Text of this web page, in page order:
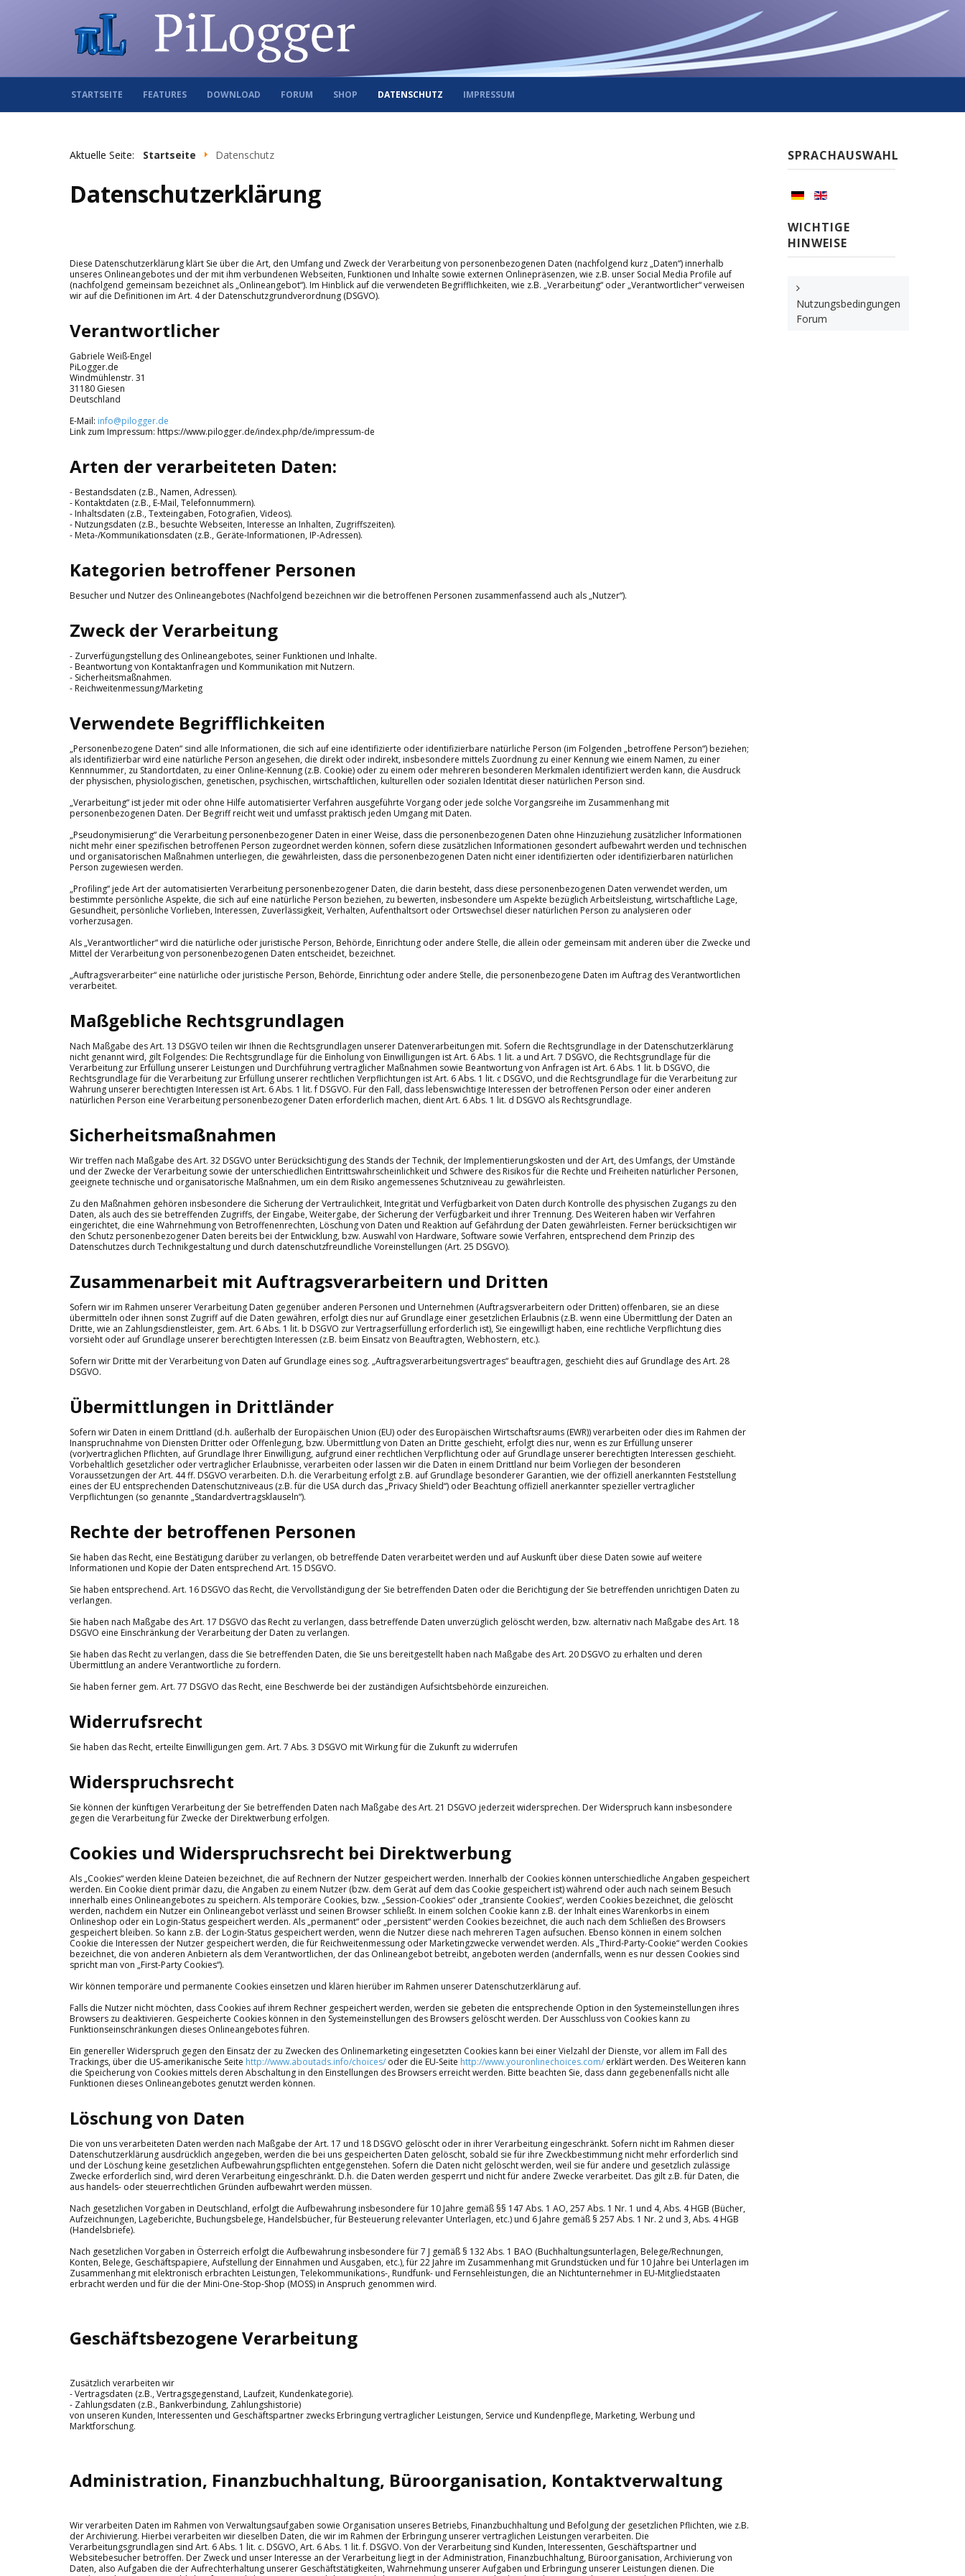
STARTSEITE FEATURES DOWNLOAD FORUM SHOP DATENSCHUTZ IMPRESSUM
Aktuelle Seite: Startseite Datenschutz
Datenschutzerklärung
Diese Datenschutzerklärung klärt Sie über die Art, den Umfang und Zweck der Verarbeitung von personenbezogenen Daten (nachfolgend kurz „Daten“) innerhalb
unseres Onlineangebotes und der mit ihm verbundenen Webseiten, Funktionen und Inhalte sowie externen Onlinepräsenzen, wie z.B. unser Social Media Profile auf
(nachfolgend gemeinsam bezeichnet als „Onlineangebot“). Im Hinblick auf die verwendeten Begrifflichkeiten, wie z.B. „Verarbeitung“ oder „Verantwortlicher“ verweisen
wir auf die Definitionen im Art. 4 der Datenschutzgrundverordnung (DSGVO).
Verantwortlicher
Gabriele Weiß-Engel
PiLogger.de
Windmühlenstr. 31
31180 Giesen
Deutschland
E-Mail: info@pilogger.de
Link zum Impressum: https://www.pilogger.de/index.php/de/impressum-de
Arten der verarbeiteten Daten:
- Bestandsdaten (z.B., Namen, Adressen).
- Kontaktdaten (z.B., E-Mail, Telefonnummern).
- Inhaltsdaten (z.B., Texteingaben, Fotografien, Videos).
- Nutzungsdaten (z.B., besuchte Webseiten, Interesse an Inhalten, Zugriffszeiten).
- Meta-/Kommunikationsdaten (z.B., Geräte-Informationen, IP-Adressen).
Kategorien betroffener Personen
Besucher und Nutzer des Onlineangebotes (Nachfolgend bezeichnen wir die betroffenen Personen zusammenfassend auch als „Nutzer“).
Zweck der Verarbeitung
- Zurverfügungstellung des Onlineangebotes, seiner Funktionen und Inhalte.
- Beantwortung von Kontaktanfragen und Kommunikation mit Nutzern.
- Sicherheitsmaßnahmen.
- Reichweitenmessung/Marketing
Verwendete Begrifflichkeiten
„Personenbezogene Daten“ sind alle Informationen, die sich auf eine identifizierte oder identifizierbare natürliche Person (im Folgenden „betroffene Person“) beziehen;
als identifizierbar wird eine natürliche Person angesehen, die direkt oder indirekt, insbesondere mittels Zuordnung zu einer Kennung wie einem Namen, zu einer
Kennnummer, zu Standortdaten, zu einer Online-Kennung (z.B. Cookie) oder zu einem oder mehreren besonderen Merkmalen identifiziert werden kann, die Ausdruck
der physischen, physiologischen, genetischen, psychischen, wirtschaftlichen, kulturellen oder sozialen Identität dieser natürlichen Person sind.
„Verarbeitung“ ist jeder mit oder ohne Hilfe automatisierter Verfahren ausgeführte Vorgang oder jede solche Vorgangsreihe im Zusammenhang mit
personenbezogenen Daten. Der Begriff reicht weit und umfasst praktisch jeden Umgang mit Daten.
„Pseudonymisierung“ die Verarbeitung personenbezogener Daten in einer Weise, dass die personenbezogenen Daten ohne Hinzuziehung zusätzlicher Informationen
nicht mehr einer spezifischen betroffenen Person zugeordnet werden können, sofern diese zusätzlichen Informationen gesondert aufbewahrt werden und technischen
und organisatorischen Maßnahmen unterliegen, die gewährleisten, dass die personenbezogenen Daten nicht einer identifizierten oder identifizierbaren natürlichen
Person zugewiesen werden.
„Profiling“ jede Art der automatisierten Verarbeitung personenbezogener Daten, die darin besteht, dass diese personenbezogenen Daten verwendet werden, um
bestimmte persönliche Aspekte, die sich auf eine natürliche Person beziehen, zu bewerten, insbesondere um Aspekte bezüglich Arbeitsleistung, wirtschaftliche Lage,
Gesundheit, persönliche Vorlieben, Interessen, Zuverlässigkeit, Verhalten, Aufenthaltsort oder Ortswechsel dieser natürlichen Person zu analysieren oder
vorherzusagen.
Als „Verantwortlicher“ wird die natürliche oder juristische Person, Behörde, Einrichtung oder andere Stelle, die allein oder gemeinsam mit anderen über die Zwecke und
Mittel der Verarbeitung von personenbezogenen Daten entscheidet, bezeichnet.
„Auftragsverarbeiter“ eine natürliche oder juristische Person, Behörde, Einrichtung oder andere Stelle, die personenbezogene Daten im Auftrag des Verantwortlichen
verarbeitet.
Maßgebliche Rechtsgrundlagen
Nach Maßgabe des Art. 13 DSGVO teilen wir Ihnen die Rechtsgrundlagen unserer Datenverarbeitungen mit. Sofern die Rechtsgrundlage in der Datenschutzerklärung
nicht genannt wird, gilt Folgendes: Die Rechtsgrundlage für die Einholung von Einwilligungen ist Art. 6 Abs. 1 lit. a und Art. 7 DSGVO, die Rechtsgrundlage für die
Verarbeitung zur Erfüllung unserer Leistungen und Durchführung vertraglicher Maßnahmen sowie Beantwortung von Anfragen ist Art. 6 Abs. 1 lit. b DSGVO, die
Rechtsgrundlage für die Verarbeitung zur Erfüllung unserer rechtlichen Verpflichtungen ist Art. 6 Abs. 1 lit. c DSGVO, und die Rechtsgrundlage für die Verarbeitung zur
Wahrung unserer berechtigten Interessen ist Art. 6 Abs. 1 lit. f DSGVO. Für den Fall, dass lebenswichtige Interessen der betroffenen Person oder einer anderen
natürlichen Person eine Verarbeitung personenbezogener Daten erforderlich machen, dient Art. 6 Abs. 1 lit. d DSGVO als Rechtsgrundlage.
Sicherheitsmaßnahmen
Wir treffen nach Maßgabe des Art. 32 DSGVO unter Berücksichtigung des Stands der Technik, der Implementierungskosten und der Art, des Umfangs, der Umstände
und der Zwecke der Verarbeitung sowie der unterschiedlichen Eintrittswahrscheinlichkeit und Schwere des Risikos für die Rechte und Freiheiten natürlicher Personen,
geeignete technische und organisatorische Maßnahmen, um ein dem Risiko angemessenes Schutzniveau zu gewährleisten.
Zu den Maßnahmen gehören insbesondere die Sicherung der Vertraulichkeit, Integrität und Verfügbarkeit von Daten durch Kontrolle des physischen Zugangs zu den
Daten, als auch des sie betreffenden Zugriffs, der Eingabe, Weitergabe, der Sicherung der Verfügbarkeit und ihrer Trennung. Des Weiteren haben wir Verfahren
eingerichtet, die eine Wahrnehmung von Betroffenenrechten, Löschung von Daten und Reaktion auf Gefährdung der Daten gewährleisten. Ferner berücksichtigen wir
den Schutz personenbezogener Daten bereits bei der Entwicklung, bzw. Auswahl von Hardware, Software sowie Verfahren, entsprechend dem Prinzip des
Datenschutzes durch Technikgestaltung und durch datenschutzfreundliche Voreinstellungen (Art. 25 DSGVO).
Zusammenarbeit mit Auftragsverarbeitern und Dritten
Sofern wir im Rahmen unserer Verarbeitung Daten gegenüber anderen Personen und Unternehmen (Auftragsverarbeitern oder Dritten) offenbaren, sie an diese
übermitteln oder ihnen sonst Zugriff auf die Daten gewähren, erfolgt dies nur auf Grundlage einer gesetzlichen Erlaubnis (z.B. wenn eine Übermittlung der Daten an
Dritte, wie an Zahlungsdienstleister, gem. Art. 6 Abs. 1 lit. b DSGVO zur Vertragserfüllung erforderlich ist), Sie eingewilligt haben, eine rechtliche Verpflichtung dies
vorsieht oder auf Grundlage unserer berechtigten Interessen (z.B. beim Einsatz von Beauftragten, Webhostern, etc.).
Sofern wir Dritte mit der Verarbeitung von Daten auf Grundlage eines sog. „Auftragsverarbeitungsvertrages“ beauftragen, geschieht dies auf Grundlage des Art. 28
DSGVO.
Übermittlungen in Drittländer
Sofern wir Daten in einem Drittland (d.h. außerhalb der Europäischen Union (EU) oder des Europäischen Wirtschaftsraums (EWR)) verarbeiten oder dies im Rahmen der
Inanspruchnahme von Diensten Dritter oder Offenlegung, bzw. Übermittlung von Daten an Dritte geschieht, erfolgt dies nur, wenn es zur Erfüllung unserer
(vor)vertraglichen Pflichten, auf Grundlage Ihrer Einwilligung, aufgrund einer rechtlichen Verpflichtung oder auf Grundlage unserer berechtigten Interessen geschieht.
Vorbehaltlich gesetzlicher oder vertraglicher Erlaubnisse, verarbeiten oder lassen wir die Daten in einem Drittland nur beim Vorliegen der besonderen
Voraussetzungen der Art. 44 ff. DSGVO verarbeiten. D.h. die Verarbeitung erfolgt z.B. auf Grundlage besonderer Garantien, wie der offiziell anerkannten Feststellung
eines der EU entsprechenden Datenschutzniveaus (z.B. für die USA durch das „Privacy Shield“) oder Beachtung offiziell anerkannter spezieller vertraglicher
Verpflichtungen (so genannte „Standardvertragsklauseln“).
Rechte der betroffenen Personen
Sie haben das Recht, eine Bestätigung darüber zu verlangen, ob betreffende Daten verarbeitet werden und auf Auskunft über diese Daten sowie auf weitere
Informationen und Kopie der Daten entsprechend Art. 15 DSGVO.
Sie haben entsprechend. Art. 16 DSGVO das Recht, die Vervollständigung der Sie betreffenden Daten oder die Berichtigung der Sie betreffenden unrichtigen Daten zu
verlangen.
Sie haben nach Maßgabe des Art. 17 DSGVO das Recht zu verlangen, dass betreffende Daten unverzüglich gelöscht werden, bzw. alternativ nach Maßgabe des Art. 18
DSGVO eine Einschränkung der Verarbeitung der Daten zu verlangen.
Sie haben das Recht zu verlangen, dass die Sie betreffenden Daten, die Sie uns bereitgestellt haben nach Maßgabe des Art. 20 DSGVO zu erhalten und deren
Übermittlung an andere Verantwortliche zu fordern.
Sie haben ferner gem. Art. 77 DSGVO das Recht, eine Beschwerde bei der zuständigen Aufsichtsbehörde einzureichen.
Widerrufsrecht
Sie haben das Recht, erteilte Einwilligungen gem. Art. 7 Abs. 3 DSGVO mit Wirkung für die Zukunft zu widerrufen
Widerspruchsrecht
Sie können der künftigen Verarbeitung der Sie betreffenden Daten nach Maßgabe des Art. 21 DSGVO jederzeit widersprechen. Der Widerspruch kann insbesondere
gegen die Verarbeitung für Zwecke der Direktwerbung erfolgen.
Cookies und Widerspruchsrecht bei Direktwerbung
Als „Cookies“ werden kleine Dateien bezeichnet, die auf Rechnern der Nutzer gespeichert werden. Innerhalb der Cookies können unterschiedliche Angaben gespeichert
werden. Ein Cookie dient primär dazu, die Angaben zu einem Nutzer (bzw. dem Gerät auf dem das Cookie gespeichert ist) während oder auch nach seinem Besuch
innerhalb eines Onlineangebotes zu speichern. Als temporäre Cookies, bzw. „Session-Cookies“ oder „transiente Cookies“, werden Cookies bezeichnet, die gelöscht
werden, nachdem ein Nutzer ein Onlineangebot verlässt und seinen Browser schließt. In einem solchen Cookie kann z.B. der Inhalt eines Warenkorbs in einem
Onlineshop oder ein Login-Status gespeichert werden. Als „permanent“ oder „persistent“ werden Cookies bezeichnet, die auch nach dem Schließen des Browsers
gespeichert bleiben. So kann z.B. der Login-Status gespeichert werden, wenn die Nutzer diese nach mehreren Tagen aufsuchen. Ebenso können in einem solchen
Cookie die Interessen der Nutzer gespeichert werden, die für Reichweitenmessung oder Marketingzwecke verwendet werden. Als „Third-Party-Cookie“ werden Cookies
bezeichnet, die von anderen Anbietern als dem Verantwortlichen, der das Onlineangebot betreibt, angeboten werden (andernfalls, wenn es nur dessen Cookies sind
spricht man von „First-Party Cookies“).
Wir können temporäre und permanente Cookies einsetzen und klären hierüber im Rahmen unserer Datenschutzerklärung auf.
Falls die Nutzer nicht möchten, dass Cookies auf ihrem Rechner gespeichert werden, werden sie gebeten die entsprechende Option in den Systemeinstellungen ihres
Browsers zu deaktivieren. Gespeicherte Cookies können in den Systemeinstellungen des Browsers gelöscht werden. Der Ausschluss von Cookies kann zu
Funktionseinschränkungen dieses Onlineangebotes führen.
Ein genereller Widerspruch gegen den Einsatz der zu Zwecken des Onlinemarketing eingesetzten Cookies kann bei einer Vielzahl der Dienste, vor allem im Fall des
Trackings, über die US-amerikanische Seite http://www.aboutads.info/choices/ oder die EU-Seite http://www.youronlinechoices.com/ erklärt werden. Des Weiteren kann
die Speicherung von Cookies mittels deren Abschaltung in den Einstellungen des Browsers erreicht werden. Bitte beachten Sie, dass dann gegebenenfalls nicht alle
Funktionen dieses Onlineangebotes genutzt werden können.
Löschung von Daten
Die von uns verarbeiteten Daten werden nach Maßgabe der Art. 17 und 18 DSGVO gelöscht oder in ihrer Verarbeitung eingeschränkt. Sofern nicht im Rahmen dieser
Datenschutzerklärung ausdrücklich angegeben, werden die bei uns gespeicherten Daten gelöscht, sobald sie für ihre Zweckbestimmung nicht mehr erforderlich sind
und der Löschung keine gesetzlichen Aufbewahrungspflichten entgegenstehen. Sofern die Daten nicht gelöscht werden, weil sie für andere und gesetzlich zulässige
Zwecke erforderlich sind, wird deren Verarbeitung eingeschränkt. D.h. die Daten werden gesperrt und nicht für andere Zwecke verarbeitet. Das gilt z.B. für Daten, die
aus handels- oder steuerrechtlichen Gründen aufbewahrt werden müssen.
Nach gesetzlichen Vorgaben in Deutschland, erfolgt die Aufbewahrung insbesondere für 10 Jahre gemäß §§ 147 Abs. 1 AO, 257 Abs. 1 Nr. 1 und 4, Abs. 4 HGB (Bücher,
Aufzeichnungen, Lageberichte, Buchungsbelege, Handelsbücher, für Besteuerung relevanter Unterlagen, etc.) und 6 Jahre gemäß § 257 Abs. 1 Nr. 2 und 3, Abs. 4 HGB
(Handelsbriefe).
Nach gesetzlichen Vorgaben in Österreich erfolgt die Aufbewahrung insbesondere für 7 J gemäß § 132 Abs. 1 BAO (Buchhaltungsunterlagen, Belege/Rechnungen,
Konten, Belege, Geschäftspapiere, Aufstellung der Einnahmen und Ausgaben, etc.), für 22 Jahre im Zusammenhang mit Grundstücken und für 10 Jahre bei Unterlagen im
Zusammenhang mit elektronisch erbrachten Leistungen, Telekommunikations-, Rundfunk- und Fernsehleistungen, die an Nichtunternehmer in EU-Mitgliedstaaten
erbracht werden und für die der Mini-One-Stop-Shop (MOSS) in Anspruch genommen wird.
Geschäftsbezogene Verarbeitung
Zusätzlich verarbeiten wir
- Vertragsdaten (z.B., Vertragsgegenstand, Laufzeit, Kundenkategorie).
- Zahlungsdaten (z.B., Bankverbindung, Zahlungshistorie)
von unseren Kunden, Interessenten und Geschäftspartner zwecks Erbringung vertraglicher Leistungen, Service und Kundenpflege, Marketing, Werbung und
Marktforschung.
Administration, Finanzbuchhaltung, Büroorganisation, Kontaktverwaltung
Wir verarbeiten Daten im Rahmen von Verwaltungsaufgaben sowie Organisation unseres Betriebs, Finanzbuchhaltung und Befolgung der gesetzlichen Pflichten, wie z.B.
der Archivierung. Hierbei verarbeiten wir dieselben Daten, die wir im Rahmen der Erbringung unserer vertraglichen Leistungen verarbeiten. Die
Verarbeitungsgrundlagen sind Art. 6 Abs. 1 lit. c. DSGVO, Art. 6 Abs. 1 lit. f. DSGVO. Von der Verarbeitung sind Kunden, Interessenten, Geschäftspartner und
Websitebesucher betroffen. Der Zweck und unser Interesse an der Verarbeitung liegt in der Administration, Finanzbuchhaltung, Büroorganisation, Archivierung von
Daten, also Aufgaben die der Aufrechterhaltung unserer Geschäftstätigkeiten, Wahrnehmung unserer Aufgaben und Erbringung unserer Leistungen dienen. Die
SPRACHAUSWAHL
WICHTIGE
HINWEISE
Nutzungsbedingungen
Forum